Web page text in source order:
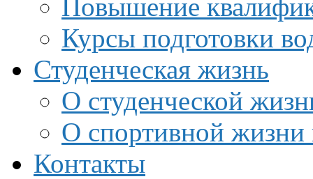
Повышение
Курсы подготовки
Студенческая жизнь
О студенческой
О спортивной жизни
Контакты